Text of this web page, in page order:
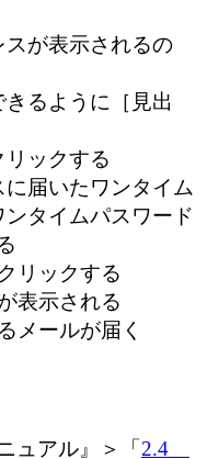
が表示されるの
るように［見出
ックする
届いたワンタイム
タイムパスワード
リックする
表示される
メールが届く
ュアル』＞「 2.4